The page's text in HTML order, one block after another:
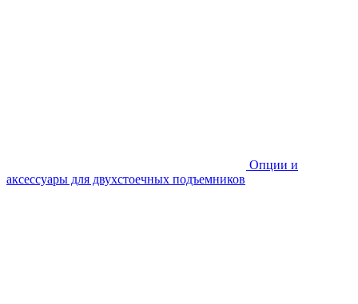
Опции и
аксессуары для двухстоечных подъемников